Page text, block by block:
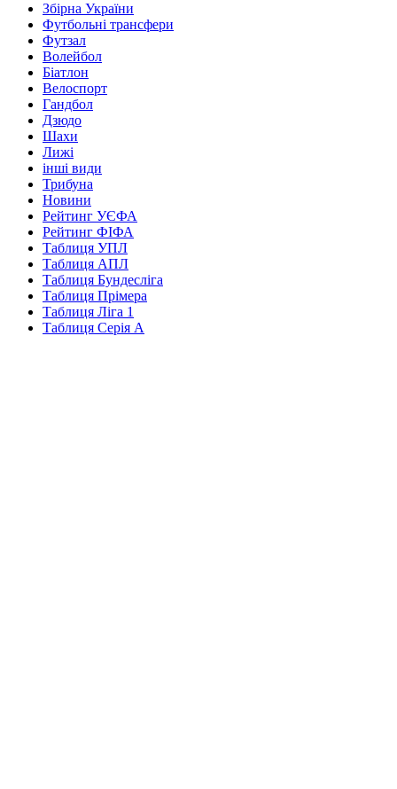
Збірна України
Футбольні трансфери
Футзал
Волейбол
Біатлон
Велоспорт
Гандбол
Дзюдо
Шахи
Лижі
інші види
Трибуна
Новини
Рейтинг УЄФА
Рейтинг ФІФА
Таблиця УПЛ
Таблиця АПЛ
Таблиця Бундесліга
Таблиця Прімера
Таблиця Ліга 1
Таблиця Серія А